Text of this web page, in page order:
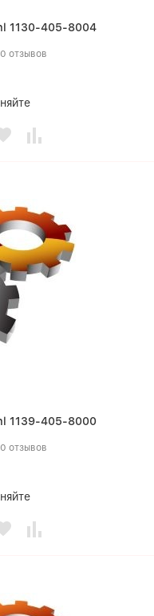
1130-405-8004
0 отзывов
1139-405-8000
0 отзывов